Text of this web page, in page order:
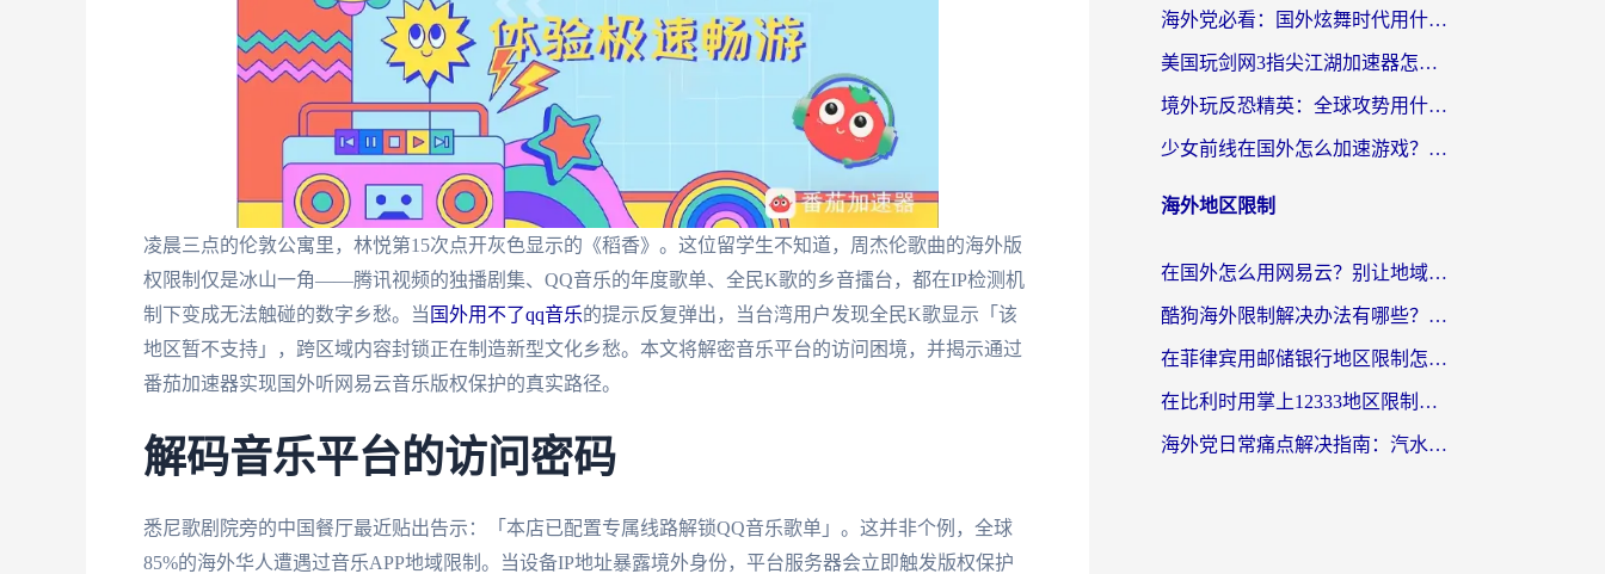
凌晨三点的伦敦公寓里，林悦第15次点开灰色显示的《稻香》。这位留学生不知道，周杰伦歌曲的海外版
权限制仅是冰山一角——腾讯视频的独播剧集、QQ音乐的年度歌单、全民K歌的乡音擂台，都在IP检测机
制下变成无法触碰的数字乡愁。当 国外用不了qq音乐的提示反复弹出，当台湾用户发现全民K歌显示「该
地区暂不支持」，跨区域内容封锁正在制造新型文化乡愁。本文将解密音乐平台的访问困境，并揭示通过
番茄加速器实现国外听网易云音乐版权保护的真实路径。
解码音乐平台的访问密码
悉尼歌剧院旁的中国餐厅最近贴出告示：「本店已配置专属线路解锁QQ音乐歌单」。这并非个例，全球
85%的海外华人遭遇过音乐APP地域限制。当设备IP地址暴露境外身份，平台服务器会立即触发版权保护
海外党必看：国外炫舞时代用什么加速器比较好？解决延迟卡顿的终极方案
美国玩剑网3指尖江湖加速器怎么选？海外党亲测避坑指南
境外玩反恐精英：全球攻势用什么加速器？2026海外玩家亲测实用指南
少女前线在国外怎么加速游戏？海外玩家必看的国服游戏畅玩指南
海外地区限制
在国外怎么用网易云？别让地域限制断了你的中文歌单——附听书社交定位解决方案
酷狗海外限制解决办法有哪些？留学生亲测有效的回国加速指南
在菲律宾用邮储银行地区限制怎么办？海外华人必看的回国加速解决方案
在比利时用掌上12333地区限制怎么办？海外华人亲测有效的回国加速方案
海外党日常痛点解决指南：汽水有些音乐在国外无法播放怎么办？